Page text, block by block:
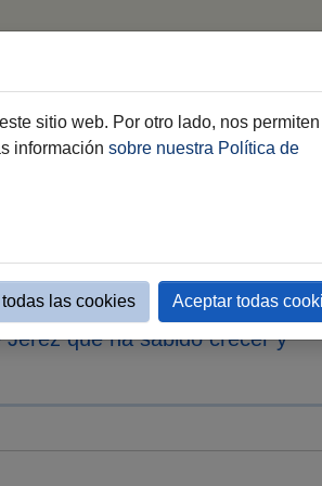
de 27
que ha sabido crecer y
sitio web. Por otro lado, nos permiten
información sobre nuestra Política de
las cookies Aceptar todas